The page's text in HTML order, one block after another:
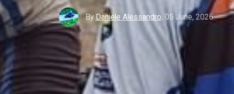
By Daniele Alessandro, 05 June, 2026